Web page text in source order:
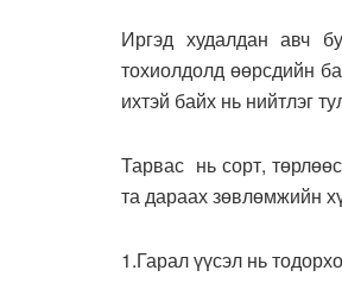
Иргэд худалдан авч
тохиолдолд өөрсдийн
ихтэй байх нь нийтлэг
Тарвас нь сорт,
та дараах зөвлөмжийн
1.Гарал үүсэл нь